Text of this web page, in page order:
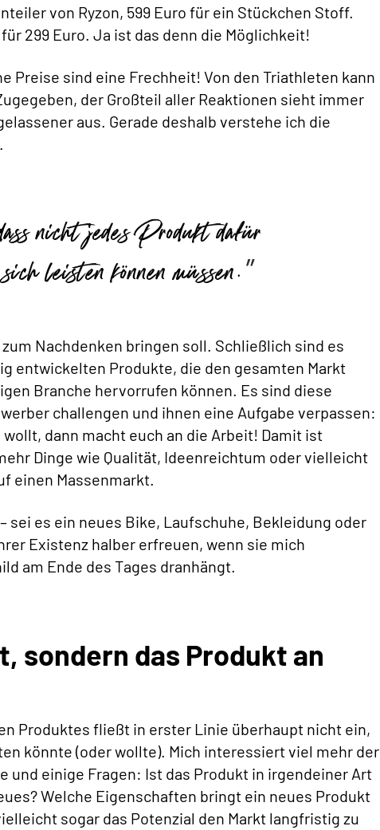
von Ryzon, 599 Euro für ein Stückchen Stoff.
299 Euro. Ja ist das denn die Möglichkeit!
Preise sind eine Frechheit! Von den Triathleten kann
der Großteil aller Reaktionen sieht immer
aus. Gerade deshalb verstehe ich die
nicht jedes Produkt dafür
leisten können müssen.
Nachdenken bringen soll. Schließlich sind es
entwickelten Produkte, die den gesamten Markt
Branche hervorrufen können. Es sind diese
challengen und ihnen eine Aufgabe verpassen:
dann macht euch an die Arbeit! Damit ist
Dinge wie Qualität, Ideenreichtum oder vielleicht
einen Massenmarkt.
sei es ein neues Bike, Laufschuhe, Bekleidung oder
Existenz halber erfreuen, wenn sie mich
am Ende des Tages dranhängt.
sondern das Produkt an
Produktes fließt in erster Linie überhaupt nicht ein,
könnte (oder wollte). Mich interessiert viel mehr der
einige Fragen: Ist das Produkt in irgendeiner Art
Welche Eigenschaften bringt ein neues Produkt
sogar das Potenzial den Markt langfristig zu